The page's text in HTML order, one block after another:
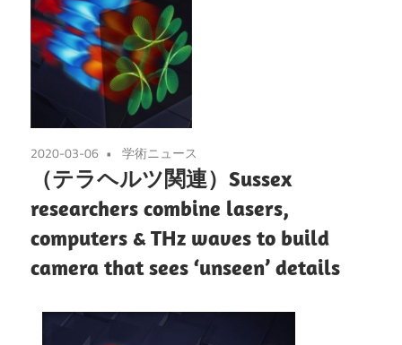
2020-03-06 学術ニュース
（テラヘルツ関連）Sussex
researchers combine lasers,
computers & THz waves to build
camera that sees ‘unseen’ details